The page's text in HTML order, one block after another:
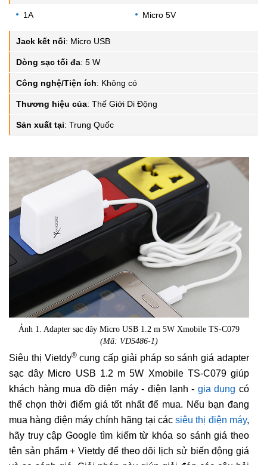
1A Micro 5V
Jack kết nối: Micro USB
Dòng sạc tối đa: 5 W
Công nghệ/Tiện ích: Không có
Thương hiệu của: Thế Giới Di Động
Sản xuất tại: Trung Quốc
Ảnh 1. Adapter sạc dây Micro USB 1.2 m 5W Xmobile TS-C079
(Mã: VD5486-1)
Siêu thị Vietdy®cung cấp giải pháp so sánh giá adapter
sạc dây Micro USB 1.2 m 5W Xmobile TS-C079 giúp
khách hàng mua đồ điện máy - điện lạnh - gia dụng có
thể chọn thời điểm giá tốt nhất để mua. Nếu bạn đang
mua hàng điện máy chính hãng tại cácsiêu thị điện máy,
hãy truy cập Google tìm kiếm từ khóa so sánh giá theo
tên sản phẩm + Vietdy để theo dõi lịch sử biến động giá